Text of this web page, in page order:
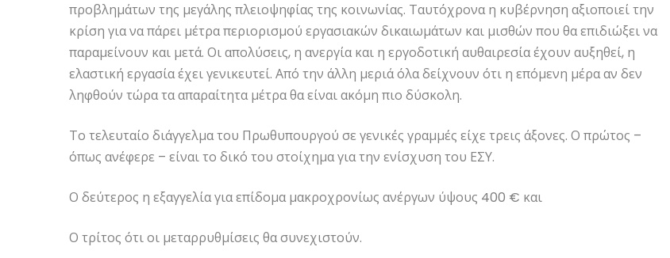
προβλημάτων της μεγάλης πλειοψηφίας της κοινωνίας. Ταυτόχρονα η κυβέρνηση αξιοποιεί την
κρίση για να πάρει μέτρα περιορισμού εργασιακών δικαιωμάτων και μισθών που θα επιδιώξει να
παραμείνουν και μετά. Οι απολύσεις, η ανεργία και η εργοδοτική αυθαιρεσία έχουν αυξηθεί, η
ελαστική εργασία έχει γενικευτεί. Από την άλλη μεριά όλα δείχνουν ότι η επόμενη μέρα αν δεν
ληφθούν τώρα τα απαραίτητα μέτρα θα είναι ακόμη πιο δύσκολη.
Το τελευταίο διάγγελμα του Πρωθυπουργού σε γενικές γραμμές είχε τρεις άξονες. Ο πρώτος –
όπως ανέφερε – είναι το δικό του στοίχημα για την ενίσχυση του ΕΣΥ.
Ο δεύτερος η εξαγγελία για επίδομα μακροχρονίως ανέργων ύψους 400 € και
Ο τρίτος ότι οι μεταρρυθμίσεις θα συνεχιστούν.